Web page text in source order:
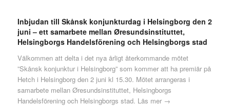
Inbjudan till Skånsk konjunkturdag i Helsingborg den 2
juni – ett samarbete mellan Øresundsinstituttet,
Helsingborgs Handelsförening och Helsingborgs stad
Välkommen att delta i det nya årligt återkommande mötet
”Skånsk konjunktur i Helsingborg” som kommer att ha premiär på
Hetch i Helsingborg den 2 juni kl 15.30. Mötet arrangeras i
samarbete mellan Øresundsinstituttet, Helsingborgs
Handelsförening och Helsingborgs stad. Läs mer →